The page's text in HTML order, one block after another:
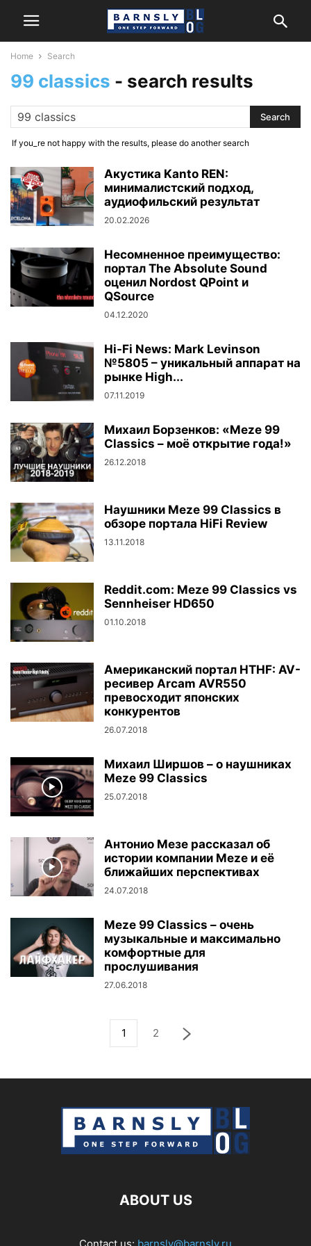
Home Search
99 classics - search results
If you_re not happy with the results, please do another search
Акустика Kanto REN:
минималистский подход,
аудиофильский результат
20.02.2026
Несомненное преимущество:
портал The Absolute Sound
оценил Nordost QPoint и
QSource
04.12.2020
Hi-Fi News: Mark Levinson
№5805 – уникальный аппарат на
рынке High...
07.11.2019
Михаил Борзенков: «Meze 99
Classics – моё открытие года!»
26.12.2018
Наушники Meze 99 Classics в
обзоре портала HiFi Review
13.11.2018
Reddit.com: Meze 99 Classics vs
Sennheiser HD650
01.10.2018
Американский портал HTHF: AV-
ресивер Arcam AVR550
превосходит японских
конкурентов
26.07.2018
Михаил Ширшов – о наушниках
Meze 99 Classics
25.07.2018
Антонио Мезе рассказал об
истории компании Meze и её
ближайших перспективах
24.07.2018
Meze 99 Classics – очень
музыкальные и максимально
комфортные для
прослушивания
27.06.2018
1 2
ABOUT US